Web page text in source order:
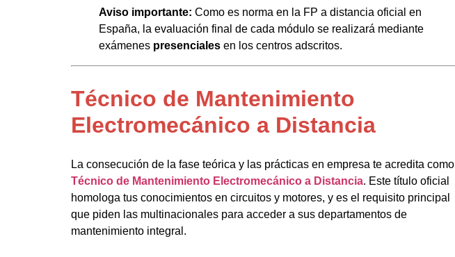
Aviso importante: Como es norma en la FP a distancia oficial en
España, la evaluación final de cada módulo se realizará mediante
exámenes presenciales en los centros adscritos.
Técnico de Mantenimiento
Electromecánico a Distancia
La consecución de la fase teórica y las prácticas en empresa te acredita como
Técnico de Mantenimiento Electromecánico a Distancia. Este título oficial
homologa tus conocimientos en circuitos y motores, y es el requisito principal
que piden las multinacionales para acceder a sus departamentos de
mantenimiento integral.